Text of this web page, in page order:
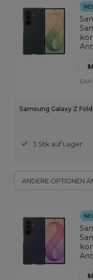
ANDERE OPTIONEN
Samsung Galaxy Z
3 Stk auf Lager